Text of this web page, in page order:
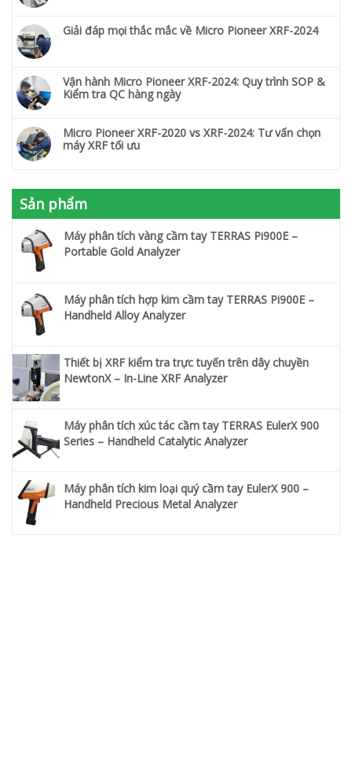
Giải đáp mọi thắc mắc về Micro Pioneer XRF-2024
Vận hành Micro Pioneer XRF-2024: Quy trình SOP &
Kiểm tra QC hàng ngày
Micro Pioneer XRF-2020 vs XRF-2024: Tư vấn chọn
máy XRF tối ưu
Sản phẩm
Máy phân tích vàng cầm tay TERRAS Pi900E –
Portable Gold Analyzer
Máy phân tích hợp kim cầm tay TERRAS Pi900E –
Handheld Alloy Analyzer
Thiết bị XRF kiểm tra trực tuyến trên dây chuyền
NewtonX – In-Line XRF Analyzer
Máy phân tích xúc tác cầm tay TERRAS EulerX 900
Series – Handheld Catalytic Analyzer
Máy phân tích kim loại quý cầm tay EulerX 900 –
Handheld Precious Metal Analyzer